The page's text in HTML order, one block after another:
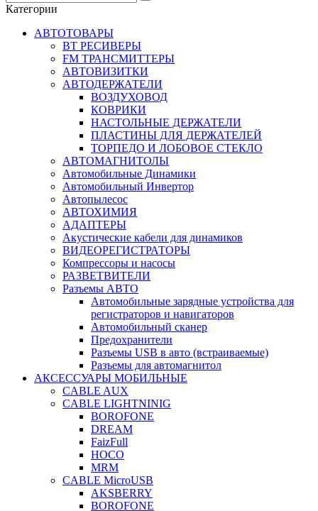
Категории
АВТОТОВАРЫ
BT РЕСИВЕРЫ
FM ТРАНСМИТТЕРЫ
АВТОВИЗИТКИ
АВТОДЕРЖАТЕЛИ
ВОЗДУХОВОД
КОВРИКИ
НАСТОЛЬНЫЕ ДЕРЖАТЕЛИ
ПЛАСТИНЫ ДЛЯ ДЕРЖАТЕЛЕЙ
ТОРПЕДО И ЛОБОВОЕ СТЕКЛО
АВТОМАГНИТОЛЫ
Автомобильные Динамики
Автомобильный Инвертор
Автопылесос
АВТОХИМИЯ
АДАПТЕРЫ
Акустические кабели для динамиков
ВИДЕОРЕГИСТРАТОРЫ
Компрессоры и насосы
РАЗВЕТВИТЕЛИ
Разъемы АВТО
Автомобильные зарядные устройства для
регистраторов и навигаторов
Автомобильный сканер
Предохранители
Разъемы USB в авто (встраиваемые)
Разъемы для автомагнитол
АКСЕССУАРЫ МОБИЛЬНЫЕ
CABLE AUX
CABLE LIGHTNINIG
BOROFONE
DREAM
FaizFull
HOCO
MRM
CABLE MicroUSB
AKSBERRY
BOROFONE